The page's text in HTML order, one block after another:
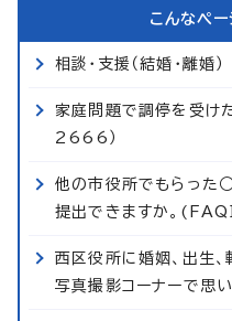
こんなペ
相談・支援（結婚・離婚
家庭問題で調停を受
2666）
他の市役所でもらっ
提出できますか。
西区役所に婚姻、出生
写真撮影コーナーで思